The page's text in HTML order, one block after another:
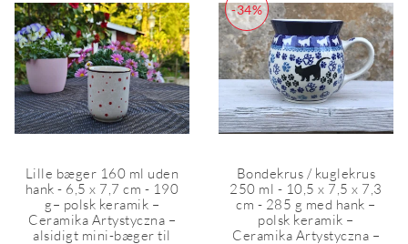
Lille bæger 160 ml uden
hank - 6,5 x 7,7 cm - 190
g– polsk keramik –
Ceramika Artystyczna –
alsidigt mini-bæger til
-34%
Bondekrus / kuglekrus
250 ml - 10,5 x 7,5 x 7,3
cm - 285 g med hank –
polsk keramik –
Ceramika Artystyczna –